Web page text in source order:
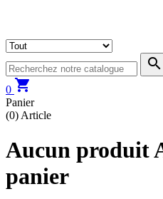

0 
Panier
(0) Article
Aucun produit
panier